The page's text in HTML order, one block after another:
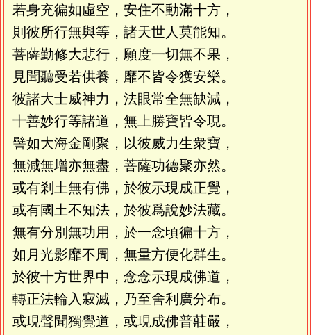
若身充徧如虛空，安住不動滿十方，
則彼所行無與等，諸天世人莫能知。
菩薩勤修大悲行，願度一切無不果，
見聞聽受若供養，靡不皆令獲安樂。
彼諸大士威神力，法眼常全無缺減，
十善妙行等諸道，無上勝寶皆令現。
譬如大海金剛聚，以彼威力生衆寶，
無減無增亦無盡，菩薩功德聚亦然。
或有剎土無有佛，於彼示現成正覺，
或有國土不知法，於彼爲說妙法藏。
無有分別無功用，於一念頃徧十方，
如月光影靡不周，無量方便化群生。
於彼十方世界中，念念示現成佛道，
轉正法輪入寂滅，乃至舍利廣分布。
或現聲聞獨覺道，或現成佛普莊嚴，